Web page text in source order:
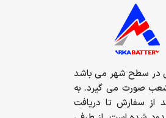
در سطح شهر می باشد
صورت می گیرد. به
سفارش تا دریافت